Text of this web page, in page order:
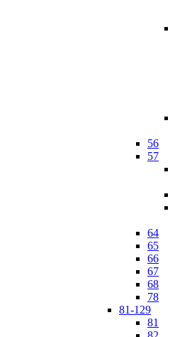
56
57
64
65
66
67
68
78
81-129
81